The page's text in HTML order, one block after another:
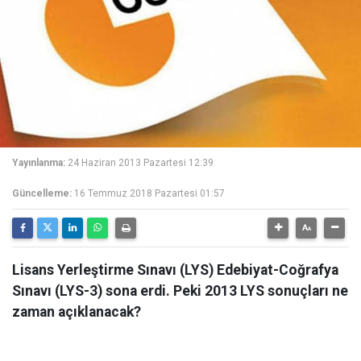
Yayınlanma: 24 Haziran 2013 Pazartesi 12:39
Güncelleme: 16 Temmuz 2018 Pazartesi 01:57
Lisans Yerleştirme Sınavı (LYS) Edebiyat-Coğrafya
Sınavı (LYS-3) sona erdi. Peki 2013 LYS sonuçları ne
zaman açıklanacak?